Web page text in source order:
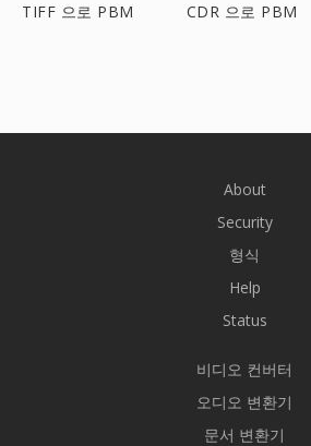
TIFF 으로 PBM CDR 으로 PBM
About
Security
형식
Help
Status
비디오 컨버터
오디오 변환기
문서 변환기